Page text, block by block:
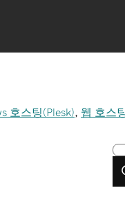
호스팅(Plesk) 웹 호스